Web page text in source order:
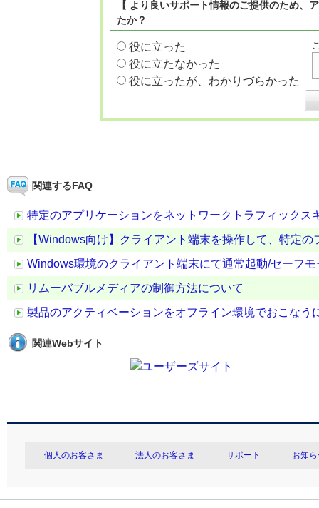
【 より良いサポート情報のご提供のため
たか？
役に立った
役に立たなかった
役に立ったが、わかりづらかった
関連するFAQ
特定のアプリケーションをネットワークトラフィック
【Windows向け】クライアント端末を操作して、特定
Windows環境のクライアント端末にて通常起動/セーフ
リムーバブルメディアの制御方法について
製品のアクティベーションをオフライン環境でおこなう
関連Webサイト
個人のお客さま 法人のお客さま サポート お知